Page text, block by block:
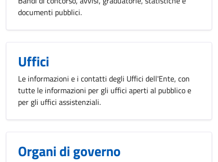
documenti pubblici.
Uffici
Le informazioni e i contatti degli Uffici dell'Ente, con
tutte le informazioni per gli uffici aperti al pubblico e
per gli uffici assistenziali.
Organi di governo